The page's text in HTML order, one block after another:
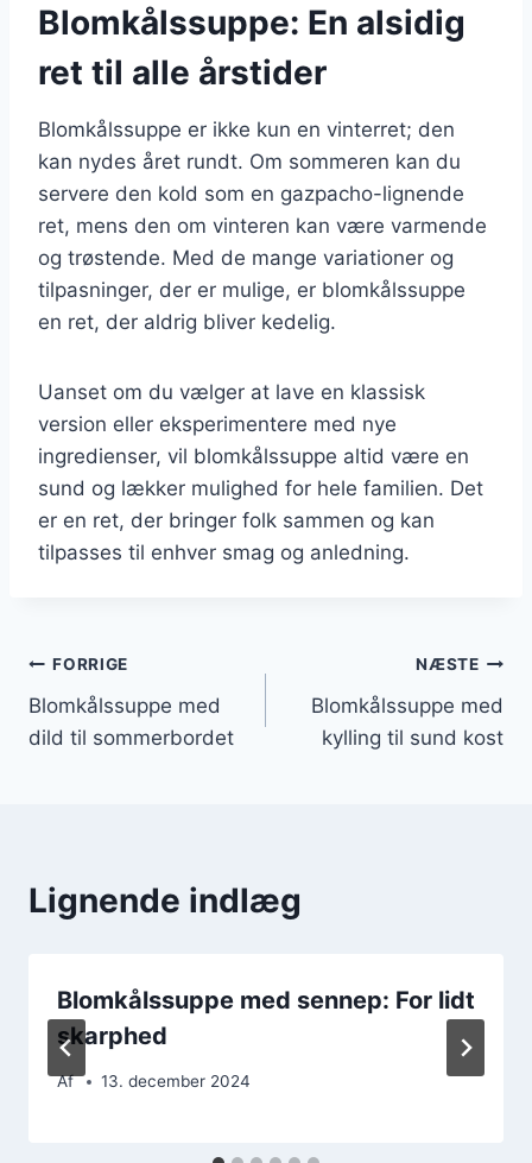
Blomkålssuppe: En alsidig
ret til alle årstider
Blomkålssuppe er ikke kun en vinterret; den
kan nydes året rundt. Om sommeren kan du
servere den kold som en gazpacho-lignende
ret, mens den om vinteren kan være varmende
og trøstende. Med de mange variationer og
tilpasninger, der er mulige, er blomkålssuppe
en ret, der aldrig bliver kedelig.
Uanset om du vælger at lave en klassisk
version eller eksperimentere med nye
ingredienser, vil blomkålssuppe altid være en
sund og lækker mulighed for hele familien. Det
er en ret, der bringer folk sammen og kan
tilpasses til enhver smag og anledning.
Indlægsnavigation
FORRIGE
Blomkålssuppe med
dild til sommerbordet
NÆSTE
Blomkålssuppe med
kylling til sund kost
Lignende indlæg
Blomkålssuppe med sennep: For lidt
skarphed
Af 13. december 2024